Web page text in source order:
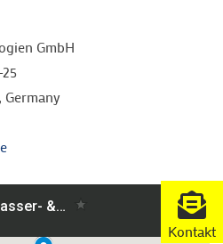
Kontakt
GmbH
Germany